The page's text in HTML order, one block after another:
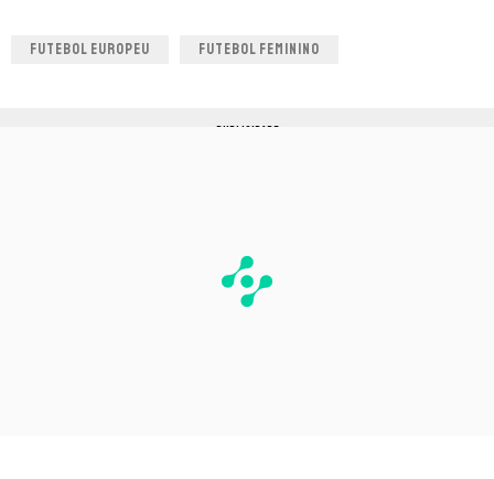
FUTEBOL EUROPEU FUTEBOL FEMININO
PUBLICIDADE